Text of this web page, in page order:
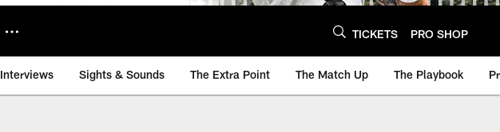
TICKETS PRO SHOP
Interviews Sights & Sounds The Extra Point The Match Up The Playbook